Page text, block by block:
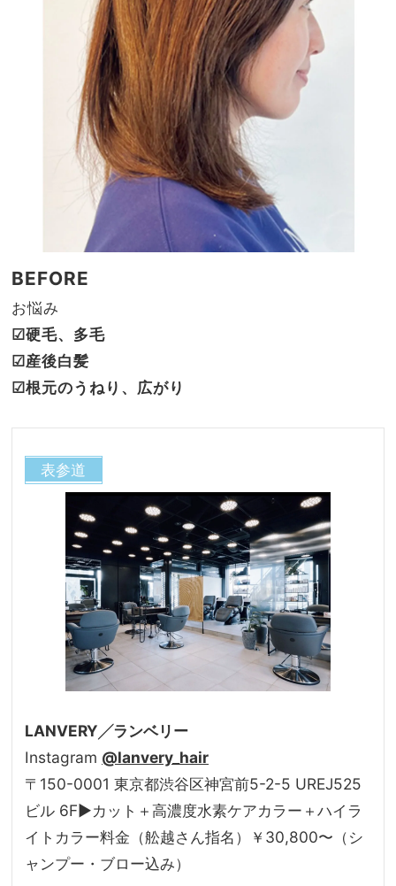
BEFORE
お悩み
☑︎硬毛、多毛
☑︎産後白髪
☑︎根元のうねり、広がり
表参道
LANVERY╱ランベリー
Instagram @lanvery_hair
〒150-0001 東京都渋谷区神宮前5-2-5 UREJ525
ビル 6F▶カット＋高濃度水素ケアカラー＋ハイラ
イトカラー料金（舩越さん指名）￥30,800〜（シ
ャンプー・ブロー込み）